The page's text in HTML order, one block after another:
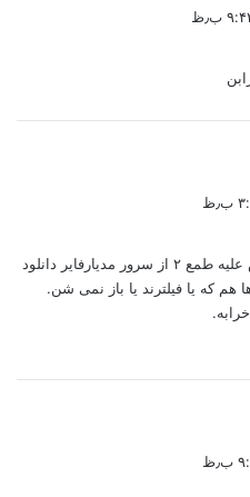
قسمت هفتم شورش علیه طمع ۲ از سرور مدیارفایر دانلود
که یا فیلترند یا باز نمی شن.